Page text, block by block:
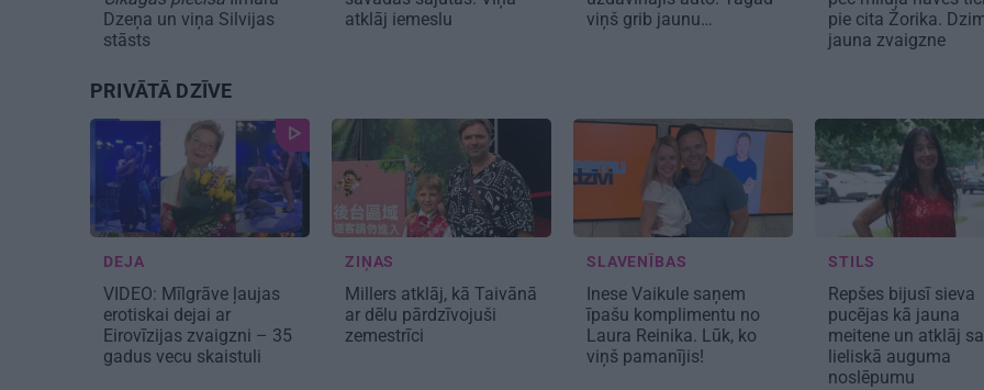
Dzeņa un viņa Silvijas
stāsts
atklāj iemeslu
viņš grib jaunu…
pie cita Žorika.
jauna zvaigzne
PRIVĀTĀ DZĪVE
DEJA
VIDEO: Mīlgrāve ļaujas
erotiskai dejai ar
Eirovīzijas zvaigzni – 35
gadus vecu skaistuli
ZIŅAS
Millers atklāj, kā Taivānā
ar dēlu pārdzīvojuši
zemestrīci
SLAVENĪBAS
Inese Vaikule saņem
īpašu komplimentu no
Laura Reinika. Lūk, ko
viņš pamanījis!
STILS
Repšes bijusī sieva
pucējas kā jauna
meitene un atklāj
lieliskā auguma
noslēpumu